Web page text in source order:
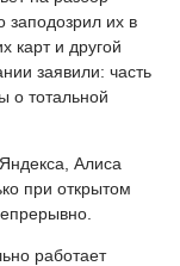
заподозрил их в
карт и другой
заявили: часть
о тотальной
Яндекса, Алиса
при открытом
работает